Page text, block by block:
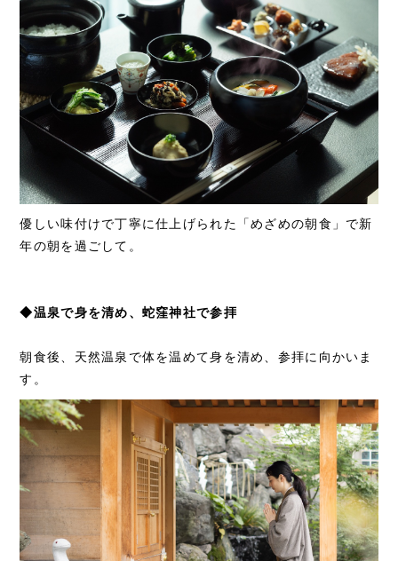
優しい味付けで丁寧に仕上げられた「めざめの朝食」で新
年の朝を過ごして。
◆温泉で身を清め、蛇窪神社で参拝
朝食後、天然温泉で体を温めて身を清め、参拝に向かいま
す。